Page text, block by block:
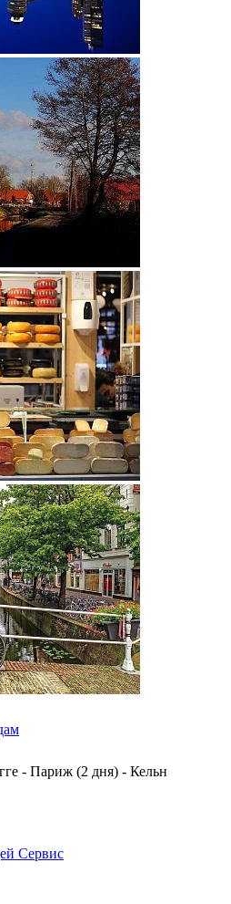
- Париж (2 дня) - Кельн
Сервис